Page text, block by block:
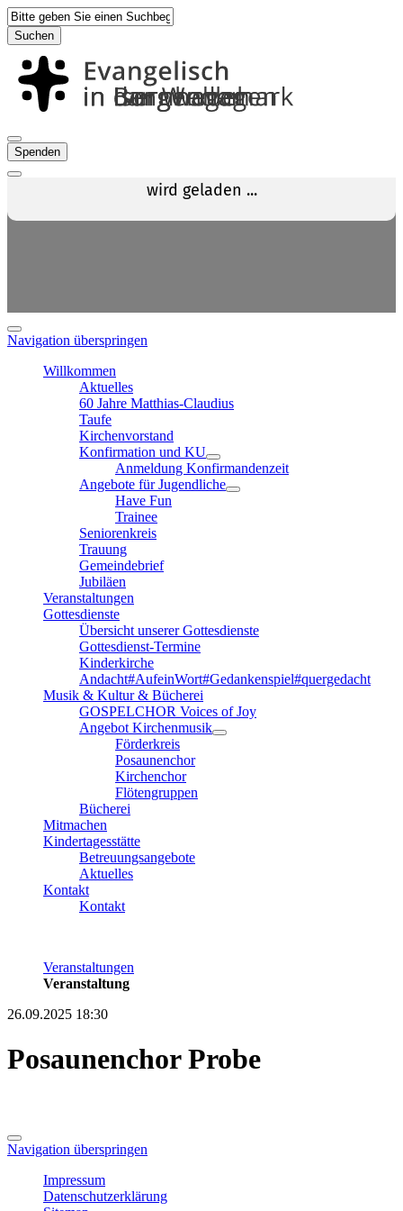
Suchen
Spenden
Navigation überspringen
Willkommen
Aktuelles
60 Jahre Matthias-Claudius
Taufe
Kirchenvorstand
Konfirmation und KU
Anmeldung Konfirmandenzeit
Angebote für Jugendliche
Have Fun
Trainee
Seniorenkreis
Trauung
Gemeindebrief
Jubiläen
Veranstaltungen
Gottesdienste
Übersicht unserer Gottesdienste
Gottesdienst-Termine
Kinderkirche
Andacht#AufeinWort#Gedankenspiel#quergedacht
Musik & Kultur & Bücherei
GOSPELCHOR Voices of Joy
Angebot Kirchenmusik
Förderkreis
Posaunenchor
Kirchenchor
Flötengruppen
Bücherei
Mitmachen
Kindertagesstätte
Betreuungsangebote
Aktuelles
Kontakt
Kontakt
Veranstaltungen
Veranstaltung
26.09.2025 18:30
Posaunenchor Probe
Navigation überspringen
Impressum
Datenschutzerklärung